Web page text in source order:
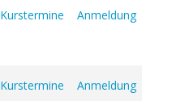
Kurstermine Anmeldung
Kurstermine Anmeldung